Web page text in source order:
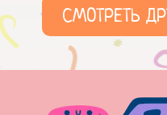
СМОТРЕТЬ